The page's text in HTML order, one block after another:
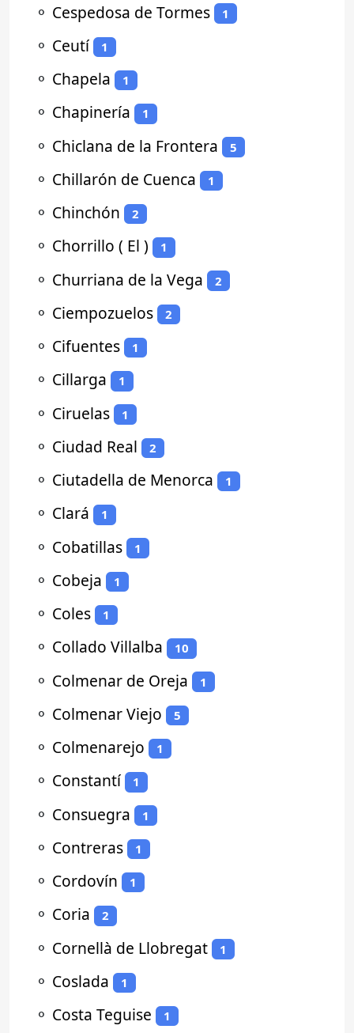
⚬ Cespedosa de Tormes 1
⚬ Ceutí 1
⚬ Chapela 1
⚬ Chapinería 1
⚬ Chiclana de la Frontera 5
⚬ Chillarón de Cuenca 1
⚬ Chinchón 2
⚬ Chorrillo ( El ) 1
⚬ Churriana de la Vega 2
⚬ Ciempozuelos 2
⚬ Cifuentes 1
⚬ Cillarga 1
⚬ Ciruelas 1
⚬ Ciudad Real 2
⚬ Ciutadella de Menorca 1
⚬ Clará 1
⚬ Cobatillas 1
⚬ Cobeja 1
⚬ Coles 1
⚬ Collado Villalba 10
⚬ Colmenar de Oreja 1
⚬ Colmenar Viejo 5
⚬ Colmenarejo 1
⚬ Constantí 1
⚬ Consuegra 1
⚬ Contreras 1
⚬ Cordovín 1
⚬ Coria 2
⚬ Cornellà de Llobregat 1
⚬ Coslada 1
⚬ Costa Teguise 1